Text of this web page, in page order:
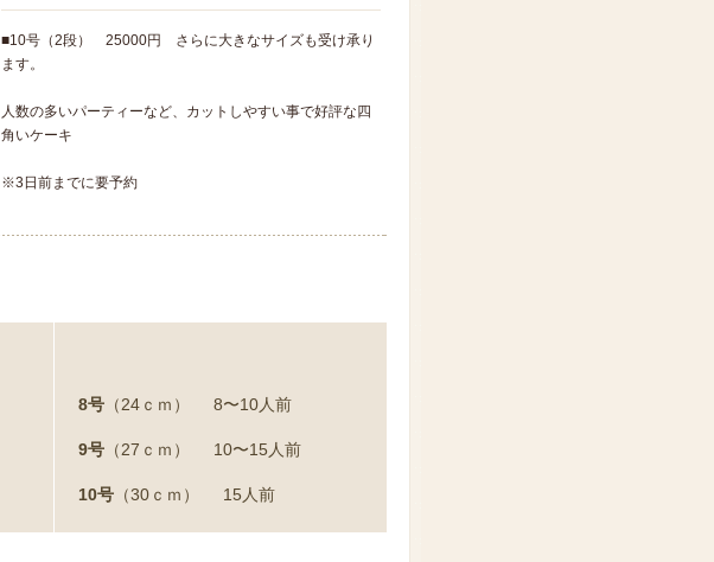
■10号（2段） 25000円 さらに大きなサイズも受け承り
ます。
人数の多いパーティーなど、カットしやすい事で好評な四
角いケーキ
※3日前までに要予約
8号 （24ｃｍ） 8〜10人前
9号 （27ｃｍ） 10〜15人前
10号 （30ｃｍ） 15人前